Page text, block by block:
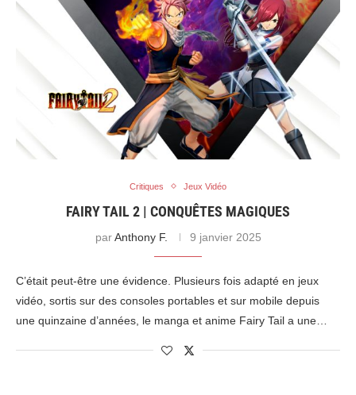
Critiques Jeux Vidéo
FAIRY TAIL 2 | CONQUÊTES MAGIQUES
parAnthony F. 9 janvier 2025
C’était peut-être une évidence. Plusieurs fois adapté en jeux
vidéo, sortis sur des consoles portables et sur mobile depuis
une quinzaine d’années, le manga et anime Fairy Tail a une…